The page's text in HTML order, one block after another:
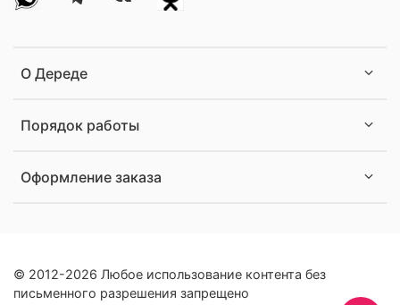
О Дереде
Порядок работы
Оформление заказа
© 2012-2026 Любое использование контента без
письменного разрешения запрещено